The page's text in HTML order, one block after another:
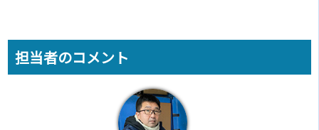
担当者のコメント